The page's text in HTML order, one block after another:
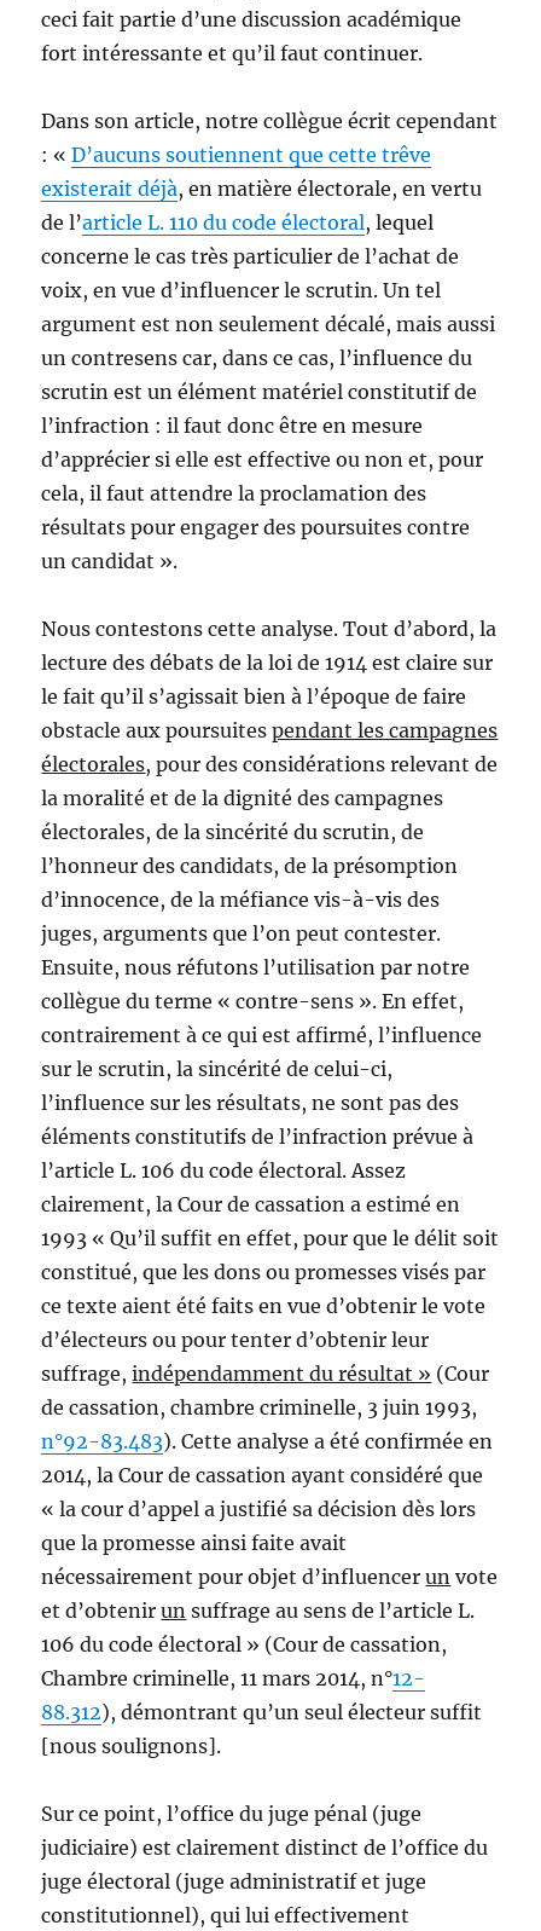
ceci fait partie d’une discussion académique
fort intéressante et qu’il faut continuer.
Dans son article, notre collègue écrit cependant
: «D’aucuns soutiennent que cette trêve
existerait déjà, en matière électorale, en vertu
de l’article L. 110 du code électoral, lequel
concerne le cas très particulier de l’achat de
voix, en vue d’influencer le scrutin. Un tel
argument est non seulement décalé, mais aussi
un contresens car, dans ce cas, l’influence du
scrutin est un élément matériel constitutif de
l’infraction : il faut donc être en mesure
d’apprécier si elle est effective ou non et, pour
cela, il faut attendre la proclamation des
résultats pour engager des poursuites contre
un candidat ».
Nous contestons cette analyse. Tout d’abord, la
lecture des débats de la loi de 1914 est claire sur
le fait qu’il s’agissait bien à l’époque de faire
obstacle aux poursuitespendant les campagnes
électorales, pour des considérations relevant de
la moralité et de la dignité des campagnes
électorales, de la sincérité du scrutin, de
l’honneur des candidats, de la présomption
d’innocence, de la méfiance vis-à-vis des
juges, arguments que l’on peut contester.
Ensuite, nous réfutons l’utilisation par notre
collègue du terme « contre-sens ». En effet,
contrairement à ce qui est affirmé, l’influence
sur le scrutin, la sincérité de celui-ci,
l’influence sur les résultats, ne sont pas des
éléments constitutifs de l’infraction prévue à
l’article L. 106 du code électoral. Assez
clairement, la Cour de cassation a estimé en
1993 « Qu’il suffit en effet, pour que le délit soit
constitué, que les dons ou promesses visés par
ce texte aient été faits en vue d’obtenir le vote
d’électeurs ou pour tenter d’obtenir leur
suffrage,indépendamment du résultat » (Cour
de cassation, chambre criminelle, 3 juin 1993,
n°92-83.483). Cette analyse a été confirmée en
2014, la Cour de cassation ayant considéré que
« la cour d’appel a justifié sa décision dès lors
que la promesse ainsi faite avait
nécessairement pour objet d’influencerun vote
et d’obtenirun suffrage au sens de l’article L.
106 du code électoral » (Cour de cassation,
Chambre criminelle, 11 mars 2014, n°12-
88.312), démontrant qu’un seul électeur suffit
[nous soulignons].
Sur ce point, l’office du juge pénal (juge
judiciaire) est clairement distinct de l’office du
juge électoral (juge administratif et juge
constitutionnel), qui lui effectivement